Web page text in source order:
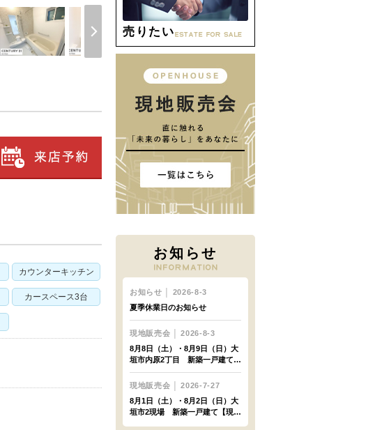
カウンターキッチン
カースペース3台
売りたい
お知らせ